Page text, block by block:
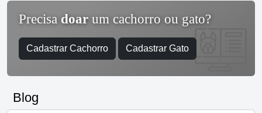
Precisa doar um cachorro ou gato?
Cadastrar Cachorro Cadastrar Gato
Blog